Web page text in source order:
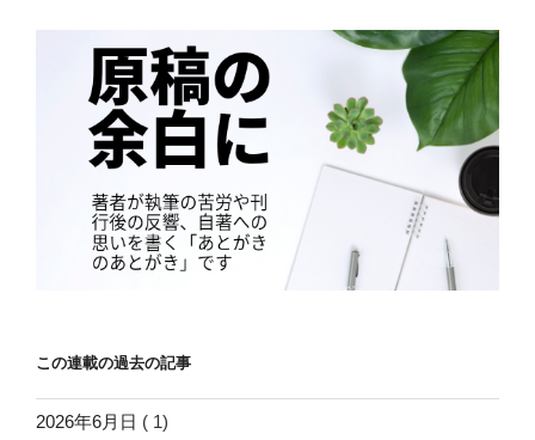
この連載の過去の記事
2026年6月日 ( 1)